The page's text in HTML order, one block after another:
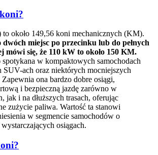
około 149,56 koni mechanicznych (KM).
miejsc po przecinku lub do pełnych
mówi się, że 110 kW to około 150 KM.
spotykana w kompaktowych samochodach
SUV-ach oraz niektórych mocniejszych
ona bardzo dobre osiągi,
i bezpieczną jazdę zarówno w
jak i na dłuższych trasach, oferując
zużycie paliwa. Wartość ta stanowi
w segmencie samochodów o
osiągach.